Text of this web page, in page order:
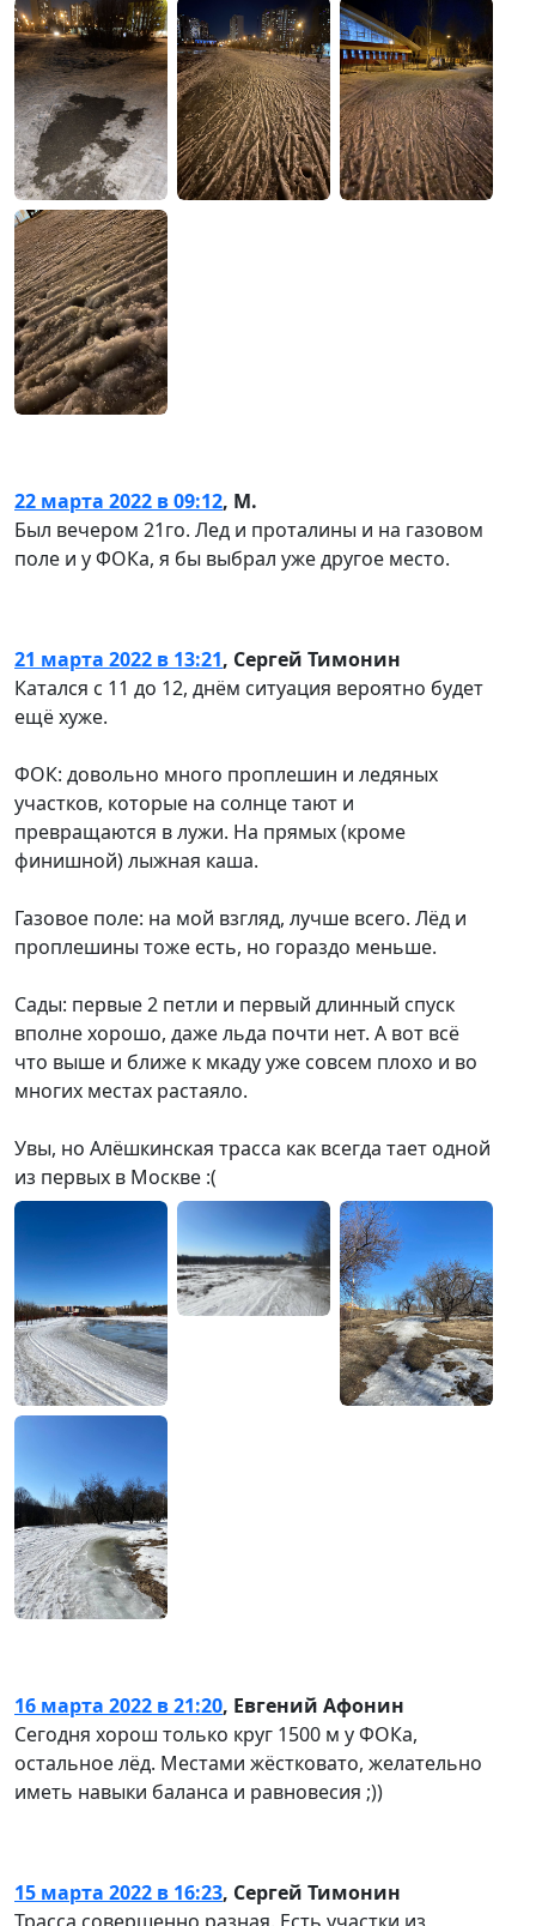
22 марта 2022 в 09:12, М.
Был вечером 21го. Лед и проталины и на газовом
поле и у ФОКа, я бы выбрал уже другое место.
21 марта 2022 в 13:21, Сергей Тимонин
Катался с 11 до 12, днём ситуация вероятно будет
ещё хуже.
ФОК: довольно много проплешин и ледяных
участков, которые на солнце тают и
превращаются в лужи. На прямых (кроме
финишной) лыжная каша.
Газовое поле: на мой взгляд, лучше всего. Лёд и
проплешины тоже есть, но гораздо меньше.
Сады: первые 2 петли и первый длинный спуск
вполне хорошо, даже льда почти нет. А вот всё
что выше и ближе к мкаду уже совсем плохо и во
многих местах растаяло.
Увы, но Алёшкинская трасса как всегда тает одной
из первых в Москве :(
16 марта 2022 в 21:20, Евгений Афонин
Сегодня хорош только круг 1500 м у ФОКа,
остальное лёд. Местами жёстковато, желательно
иметь навыки баланса и равновесия ;))
15 марта 2022 в 16:23, Сергей Тимонин